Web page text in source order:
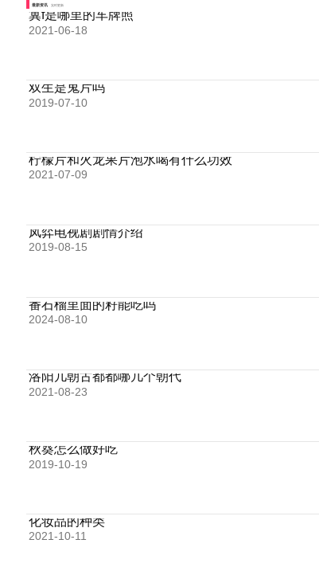
最新资讯 实时更新
冀f是哪里的车牌照
2021-06-18
双生是鬼片吗
2019-07-10
柠檬片和火龙果片泡水喝有什么功效
2021-07-09
凤弈电视剧剧情介绍
2019-08-15
番石榴里面的籽能吃吗
2024-08-10
洛阳几朝古都都哪几个朝代
2021-08-23
秋葵怎么做好吃
2019-10-19
化妆品的种类
2021-10-11